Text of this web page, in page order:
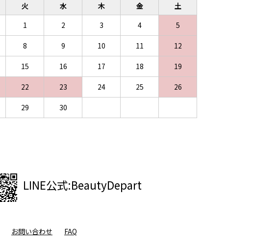
火 水 木 金
土
1
2 3 4 5
8 9 10 11 12
15 16 17 18 19
22 23 24 25 26
29 30
LINE公式:BeautyDepart
お問い合わせ FAQ